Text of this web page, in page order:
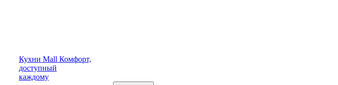
Кухни Mall Комфорт,
доступный
каждому